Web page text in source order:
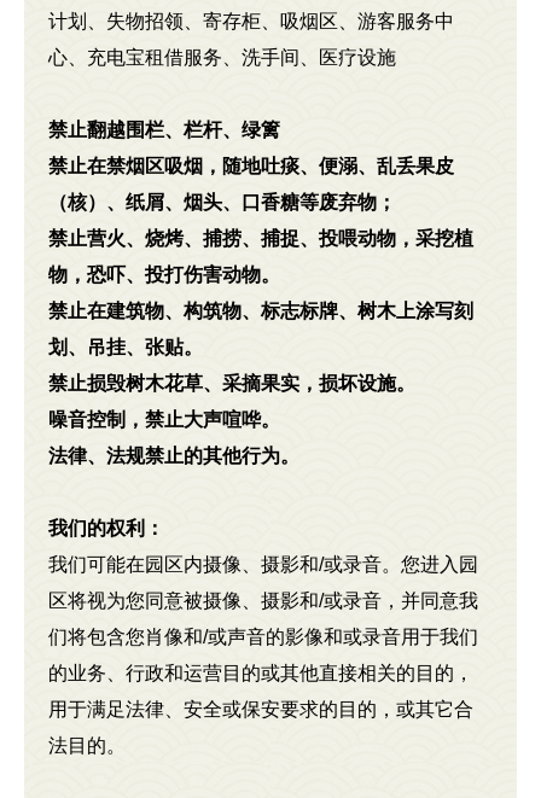
计划、失物招领、寄存柜、吸烟区、游客服务中
心、充电宝租借服务、洗手间、医疗设施
禁止翻越围栏、栏杆、绿篱
禁止在禁烟区吸烟，随地吐痰、便溺、乱丢果皮
（核）、纸屑、烟头、口香糖等废弃物；
禁止营火、烧烤、捕捞、捕捉、投喂动物，采挖植
物，恐吓、投打伤害动物。
禁止在建筑物、构筑物、标志标牌、树木上涂写刻
划、吊挂、张贴。
禁止损毁树木花草、采摘果实，损坏设施。
噪音控制，禁止大声喧哗。
法律、法规禁止的其他行为。
我们的权利：
我们可能在园区内摄像、摄影和/或录音。您进入园
区将视为您同意被摄像、摄影和/或录音，并同意我
们将包含您肖像和/或声音的影像和或录音用于我们
的业务、行政和运营目的或其他直接相关的目的，
用于满足法律、安全或保安要求的目的，或其它合
法目的。